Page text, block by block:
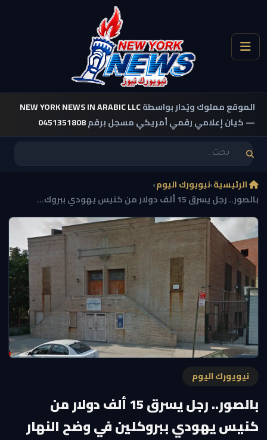
الموقع مملوك ويُدار بواسطةNEW YORK NEWS IN ARABIC LLC
— كيان إعلامي رقمي أمريكي مسجل برقم0451351808
الرئيسية›نيويورك اليوم›
بالصور.. رجل يسرق 15 ألف دولار من كنيس يهودي ببروك...
نيويورك اليوم
بالصور.. رجل يسرق 15 ألف دولار من
كنيس يهودي ببروكلين في وضح النهار